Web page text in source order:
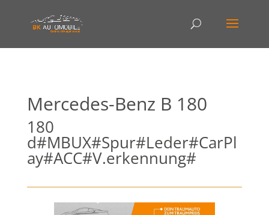
Mercedes-Benz B 180
180
d#MBUX#Spur#Leder#CarPl
ay#ACC#V.erkennung#